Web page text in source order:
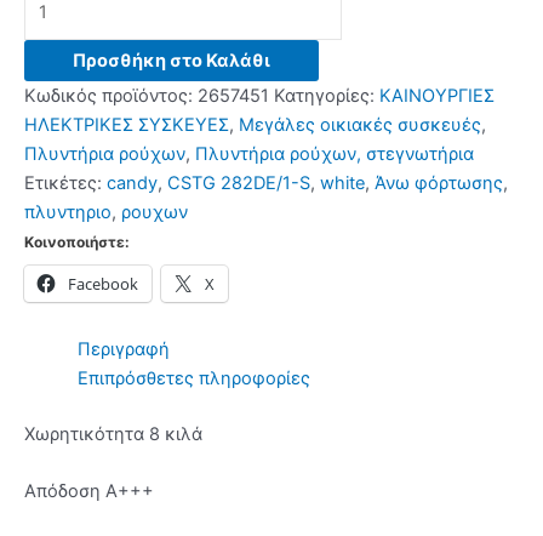
CSTG
282DE/1-
S
Πλυντήριο
ρούχων
White
ποσότητα
Προσθήκη στο Καλάθι
Κωδικός προϊόντος: 2657451 Κατηγορίες: ΚΑΙΝΟΥΡΓΙΕΣ
ΗΛΕΚΤΡΙΚΕΣ ΣΥΣΚΕΥΕΣ, Μεγάλες οικιακές συσκευές,
Πλυντήρια ρούχων, Πλυντήρια ρούχων, στεγνωτήρια
Ετικέτες: candy, CSTG 282DE/1-S, white, Άνω φόρτωσης,
πλυντηριο, ρουχων
Κοινοποιήστε:
Facebook X
Περιγραφή
Επιπρόσθετες πληροφορίες
Χωρητικότητα 8 κιλά
Απόδοση Α+++